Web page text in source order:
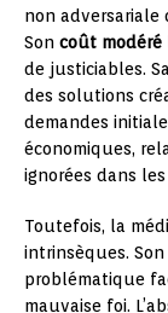
non adversariale
Son coût modéré
de justiciables. Sa
des solutions
demandes
économiques,
ignorées dans
Toutefois, la
intrinsèques.
problématique
mauvaise foi.